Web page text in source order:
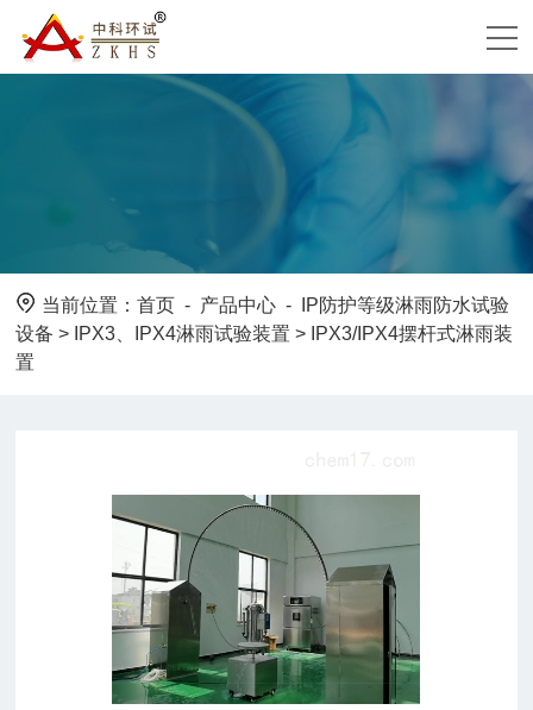
当前位置：首页 - 产品中心 -
IP防护等级淋雨防水试验
设备 > IPX3、IPX4淋雨试验装置 > IPX3/IPX4摆杆式淋雨装
置